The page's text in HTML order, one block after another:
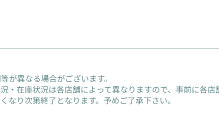
が異なる場合がございます。
・在庫状況は各店舗によって異なりますので、事前に各店
なり次第終了となります。予めご了承下さい。